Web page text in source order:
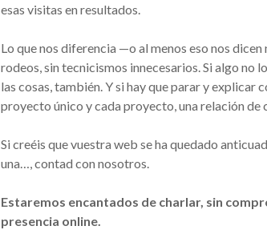
esas visitas en resultados.
Lo que nos diferencia —o al menos eso nos
rodeos, sin tecnicismos innecesarios. Si algo no
las cosas, también. Y si hay que parar y explicar
proyecto único y cada proyecto, una relación de
Si creéis que vuestra web se ha quedado
una…, contad con nosotros.
Estaremos encantados de charlar, sin
presencia online.